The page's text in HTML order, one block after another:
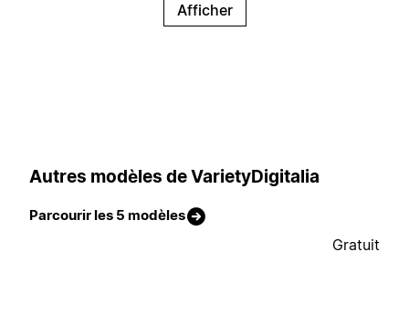
Afficher
Autres modèles de VarietyDigitalia
Parcourir les 5 modèles
Gratuit